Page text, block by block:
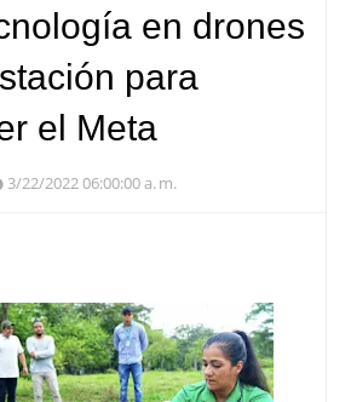
en drones
para
el Meta
3/22/2022 06:00:00 a. m.